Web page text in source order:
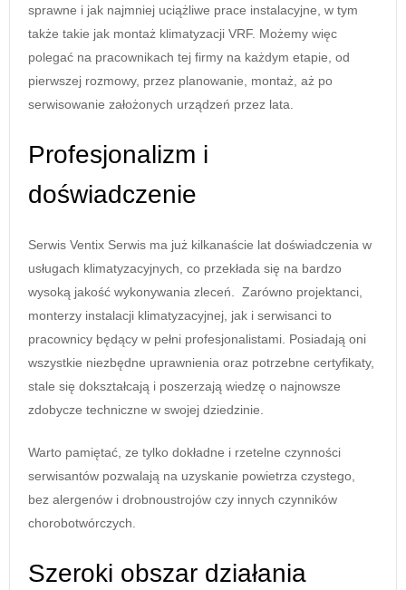
sprawne i jak najmniej uciążliwe prace instalacyjne, w tym
także takie jak montaż klimatyzacji VRF. Możemy więc
polegać na pracownikach tej firmy na każdym etapie, od
pierwszej rozmowy, przez planowanie, montaż, aż po
serwisowanie założonych urządzeń przez lata.
Profesjonalizm i
doświadczenie
Serwis Ventix Serwis ma już kilkanaście lat doświadczenia w
usługach klimatyzacyjnych, co przekłada się na bardzo
wysoką jakość wykonywania zleceń. Zarówno projektanci,
monterzy instalacji klimatyzacyjnej, jak i serwisanci to
pracownicy będący w pełni profesjonalistami. Posiadają oni
wszystkie niezbędne uprawnienia oraz potrzebne certyfikaty,
stale się dokształcają i poszerzają wiedzę o najnowsze
zdobycze techniczne w swojej dziedzinie.
Warto pamiętać, ze tylko dokładne i rzetelne czynności
serwisantów pozwalają na uzyskanie powietrza czystego,
bez alergenów i drobnoustrojów czy innych czynników
chorobotwórczych.
Szeroki obszar działania